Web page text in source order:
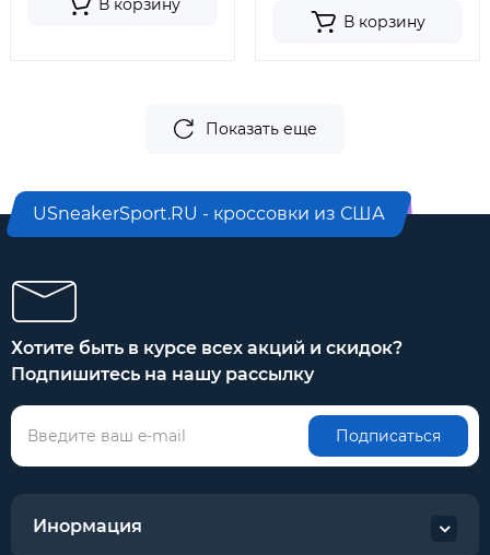
В корзину
В корзину
Показать еще
USneakerSport.RU - кроссовки из США
Хотите быть в курсе всех акций и скидок?
Подпишитесь на нашу рассылку
Подписаться
Инормация